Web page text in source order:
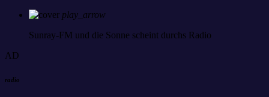
play_arrow
Sunray-FM und die Sonne scheint durchs Radio
AD
radio